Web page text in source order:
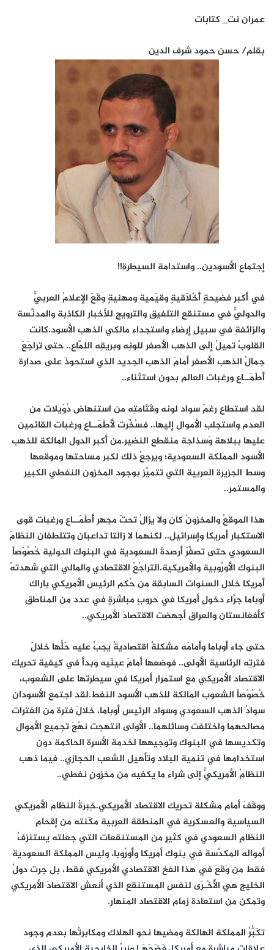
عمران نت_ كتابات
بقلم/ حسن حمود شرف الدين
إجتماع الأسودين.. واستدامة السيطرة!!
في أكبرِ فضيحةٍ أَخْلَاقيةٍ وقيَمية ومهنيةٍ وقَعَ الإعلامُ العربيُّ
والدوليُّ في مستنقعِ التلفيقِ والترويجِ للأخبار الكاذبة والمدنَّسة
والزائفةِ في سبيلِ إرضاءِ واستجداء مالكي الذهب الأسود.كانت
القلوبُ تميلُ إلَى الذهب الأصفر للونِه وبريقِه اللمَّاع.. حتى تراجَعَ
جمالُ الذهب الأصفر أمامَ الذهب الجديد الذي استحوذَ على صدارة
أَطْمَــاع ورغبات العالم بدون استثناء..
لقد استطاع رغمَ سواد لونه وقَتَامتِه من استنهاض دُوَيلات من
العدم واستجلبِ الأموال إليها.. فسُخِّرت لأَطْمَــاع ورغبات القائمين
عليها ببلاهة وَسذاجة منقطع النضير.من أكبرِ الدول المالكة للذهب
الأسود المملكة السعودية؛ ويرجعُ ذلك لكبر مساحتها وموقعها
وسط الجزيرة العربية التي تتميَّز بوجود المخزون النفطي الكبير
والمستمر..
هذا الموقعُ والمخزونُ كان ولا يزالُ تحتَ مجهر أَطْمَــاع ورغبات قوى
الاستكبار أمريكا وإسرائيل.. لكنهما لا زالتا تداعبان وتتلطفان النظامَ
السعودي حتى تصفِّرَ أرصدةَ السعودية في البنوك الدولية خُصُوْصاً
البنوك الأُورُوبية والأمريكية.التراجُعُ الاقتصادي والمالي التي شهدتهُ
أمريكا خلال السنوات السابقة من حُكم الرئيس الأمريكي باراك
أوباما جرَّاء دخولِ أمريكا في حروبٍ مباشرةٍ في عدد من المناطق
كأفغانستان والعراق أجهضت الاقتصادَ الأمريكي..
حتى جاء أوباما وأمامَه مشكلةٌ اقتصاديةٌ يجبُ عليه حَلُّها خلالَ
فترتِه الرئاسية الأولى.. فوضعها أمامَ عينَيه وبدأ في كيفية تحريك
الاقتصاد الأمريكي مع استمرار أمريكا في سيطرتها على الشعوب،
خُصُوْصاً الشعوب المالكة للذهب الأسود النفط.لقد اجتمع الأسودان
سوادُ الذهب السعودي وسواد الرئيس أوباما، خلالَ فترة من الفترات
مصالحهما واختلفت وسائلهما.. الأولى انتهجت نهْجَ تجميعِ الأموال
وتكديسها في البنوك وتوجيهها لخدمة الأسرة الحاكمة دون
استخدامها في تنمية البلاد وتأهيل الشعب الحجازي.. فيما ذهب
النظامُ الأمريكيُّ إلَى شراء ما يكفيه من مخزونٍ نفطي..
ووقَفَ أمام مشكلة تحريك الاقتصاد الأمريكي.خِبرةُ النظام الأمريكي
السياسية والعسكرية في المنطقة العربية مكّنته من إقحامِ
النظامِ السعودي في كثيرٍ من المستنقعات التي جعلته يستنزفُ
أموالَه المكدَّسةَ في بنوك أمريكا وأُورُوبا، وليس المملكة السعودية
فقط من وَقَعَ في هذا الفخ الاقتصادي الأمريكي فقط، بل جرت دولُ
الخليج هي الأُخْـرَى لنفسِ المستنقع الذي أنعش الاقتصادَ الأمريكي
وتمكن من استعادة زمام الاقتصاد المنهار.
تكَبُّرُ المملكة الهالكة ومضيها نحو الهلاك ومكابرتُها بعدم وجود